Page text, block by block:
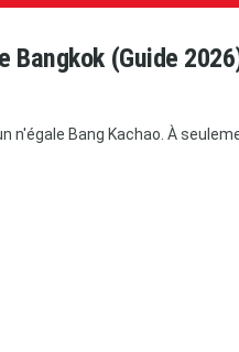
Bangkok (Guide
n'égale Bang Kachao. À